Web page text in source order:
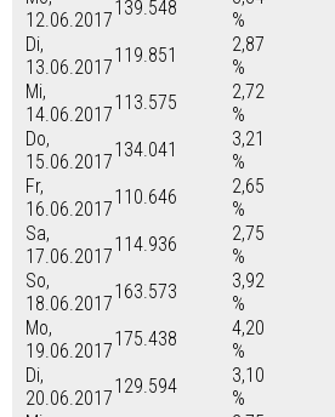
12.06.2017
139.548
%
Di,
13.06.2017
119.851
2,87
%
Mi,
14.06.2017
113.575
2,72
%
Do,
15.06.2017
134.041
3,21
%
Fr,
16.06.2017
110.646
2,65
%
Sa,
17.06.2017
114.936
2,75
%
So,
18.06.2017
163.573
3,92
%
Mo,
19.06.2017
175.438
4,20
%
Di,
20.06.2017
129.594
3,10
%